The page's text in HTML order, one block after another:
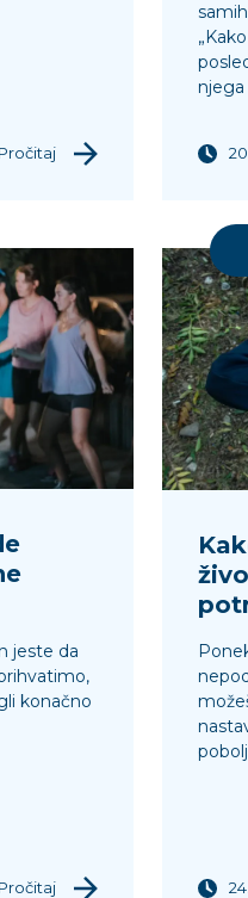
Pročitaj
njega
jeste da
konačno
Pročitaj